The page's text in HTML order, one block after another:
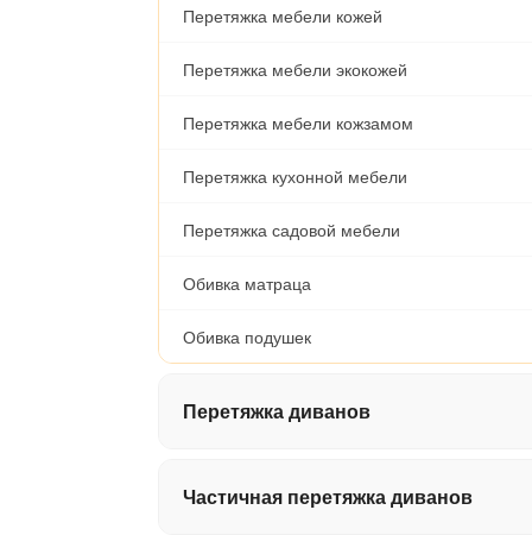
Перетяжка мебели кожей
Перетяжка мебели экокожей
Перетяжка мебели кожзамом
Перетяжка кухонной мебели
Перетяжка садовой мебели
Обивка матраца
Обивка подушек
Перетяжка диванов
Частичная перетяжка диванов